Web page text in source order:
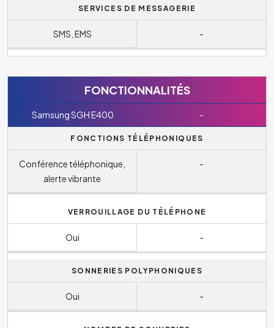
SERVICES DE MESSAGERIE
SMS, EMS -
FONCTIONNALITÉS
Samsung SGH E400 -
FONCTIONS TÉLÉPHONIQUES
Conférence téléphonique,
alerte vibrante
-
VERROUILLAGE DU TÉLÉPHONE
Oui -
SONNERIES POLYPHONIQUES
Oui -